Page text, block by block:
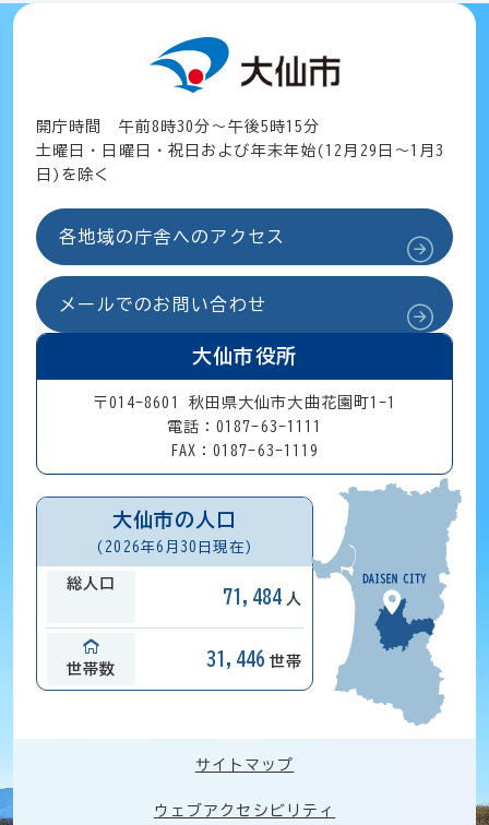
開庁時間 午前8時30分～午後5時15分
土曜日・日曜日・祝日および年末年始(12月29日～1月3
日)を除く
各地域の庁舎へのアクセス
メールでのお問い合わせ
大仙市役所
〒014-8601 秋田県大仙市大曲花園町1-1
電話：0187-63-1111
FAX：0187-63-1119
大仙市の人口
(2026年6月30日現在)
総人口
71,484 人
世帯数
31,446 世帯
サイトマップ
ウェブアクセシビリティ